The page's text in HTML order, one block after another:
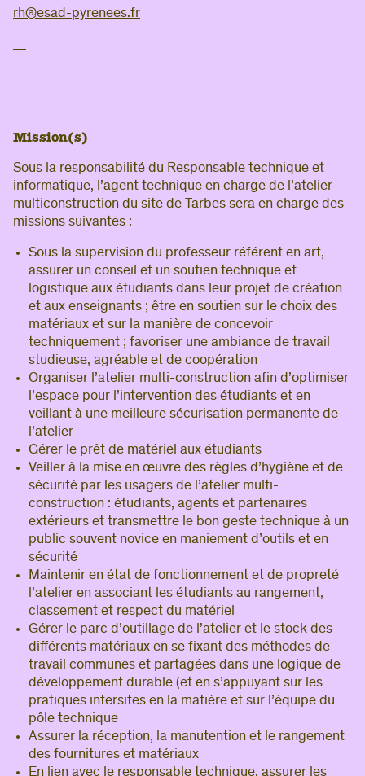
rh@esad-pyrenees.fr
Mission(s)
Sous la responsabilité du Responsable technique et
informatique, l’agent technique en charge de l’atelier
multiconstruction du site de Tarbes sera en charge des
missions suivantes :
Sous la supervision du professeur référent en art,
assurer un conseil et un soutien technique et
logistique aux étudiants dans leur projet de création
et aux enseignants ; être en soutien sur le choix des
matériaux et sur la manière de concevoir
techniquement ; favoriser une ambiance de travail
studieuse, agréable et de coopération
Organiser l’atelier multi-construction afin d’optimiser
l’espace pour l’intervention des étudiants et en
veillant à une meilleure sécurisation permanente de
l’atelier
Gérer le prêt de matériel aux étudiants
Veiller à la mise en œuvre des règles d’hygiène et de
sécurité par les usagers de l’atelier multi-
construction : étudiants, agents et partenaires
extérieurs et transmettre le bon geste technique à un
public souvent novice en maniement d’outils et en
sécurité
Maintenir en état de fonctionnement et de propreté
l’atelier en associant les étudiants au rangement,
classement et respect du matériel
Gérer le parc d’outillage de l’atelier et le stock des
différents matériaux en se fixant des méthodes de
travail communes et partagées dans une logique de
développement durable (et en s’appuyant sur les
pratiques intersites en la matière et sur l’équipe du
pôle technique
Assurer la réception, la manutention et le rangement
des fournitures et matériaux
En lien avec le responsable technique, assurer les